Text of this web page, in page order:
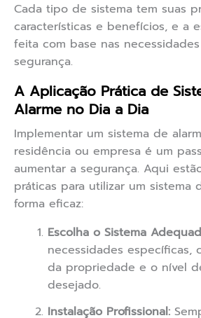
Cada tipo de sistema tem suas
características e benefícios, e a
feita com base nas
segurança.
A Aplicação Prática de
Alarme no Dia a Dia
Implementar um sistema de
residência ou empresa é um
aumentar a segurança. Aqui
práticas para utilizar um sistema
forma eficaz:
Escolha o Sistema
necessidades específicas,
da propriedade e o nível
desejado.
Instalação Profissional: